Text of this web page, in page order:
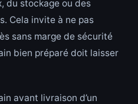
du stockage ou des
Cela invite à ne pas
sans marge de sécurité
bien préparé doit laisser
avant livraison d’un